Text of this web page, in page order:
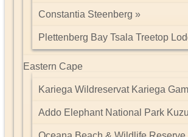
Constantia Steenberg
Plettenberg Bay Tsala Treetop
Eastern Cape
Kariega Wildreservat Kariega
Addo Elephant National Park